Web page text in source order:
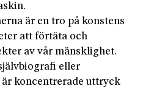
är en tro på konstens
att förtäta och
av vår mänsklighet.
eller
koncentrerade uttryck